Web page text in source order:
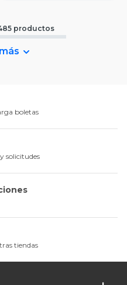
productos
boletas
solicitudes
tiendas